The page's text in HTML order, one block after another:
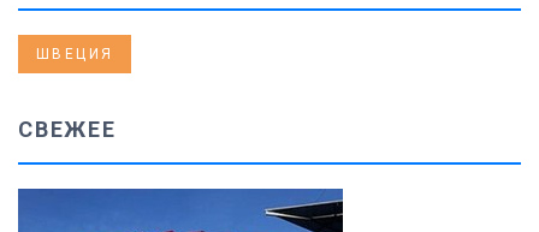
ШВЕЦИЯ
СВЕЖЕЕ